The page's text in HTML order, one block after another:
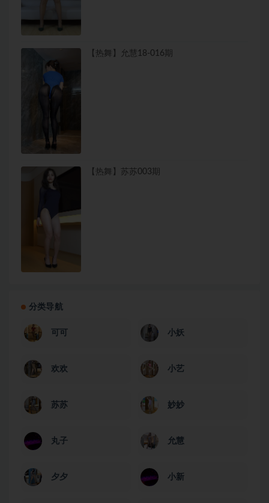
【热舞】允慧18-016期
【热舞】苏苏003期
分类导航
可可 小妖
欢欢 小艺
苏苏 妙妙
丸子 允慧
夕夕 小新